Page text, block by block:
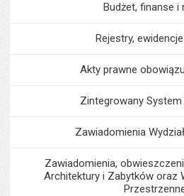
Budżet, finanse i
Rejestry,
Akty prawne
Zintegrowany
Zawiadomienia
Zawiadomienia,
Architektury i Zabytków oraz